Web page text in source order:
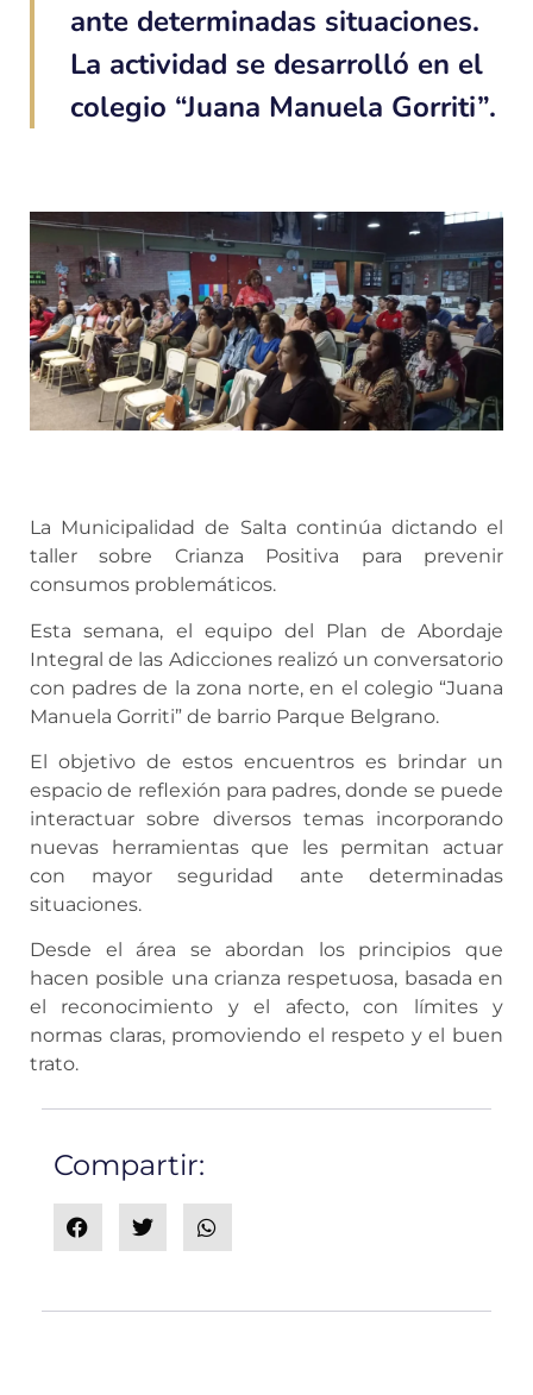
ante determinadas situaciones.
La actividad se desarrolló en el
colegio “Juana Manuela Gorriti”.
La Municipalidad de Salta continúa dictando el
taller sobre Crianza Positiva para prevenir
consumos problemáticos.
Esta semana, el equipo del Plan de Abordaje
Integral de las Adicciones realizó un conversatorio
con padres de la zona norte, en el colegio “Juana
Manuela Gorriti” de barrio Parque Belgrano.
El objetivo de estos encuentros es brindar un
espacio de reflexión para padres, donde se puede
interactuar sobre diversos temas incorporando
nuevas herramientas que les permitan actuar
con mayor seguridad ante determinadas
situaciones.
Desde el área se abordan los principios que
hacen posible una crianza respetuosa, basada en
el reconocimiento y el afecto, con límites y
normas claras, promoviendo el respeto y el buen
trato.
Compartir: